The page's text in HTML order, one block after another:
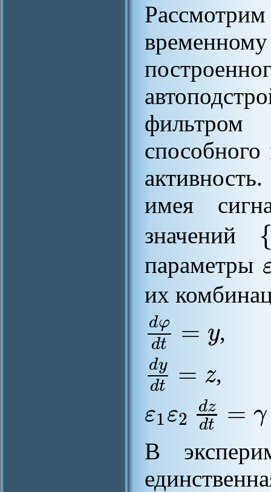
имея
значений
параметры
их
dφ
dt = y,
dy
dt = z,
ε1ε2 dz
dt = γ
В